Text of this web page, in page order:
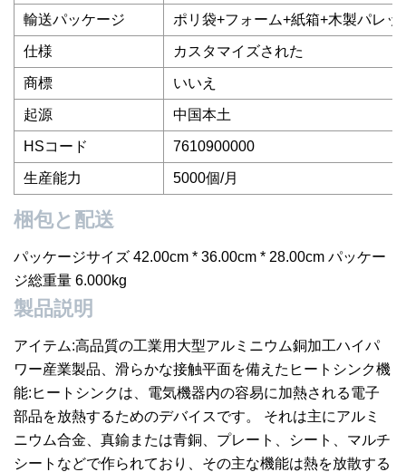
輸送パッケージ ポリ袋+フォーム+紙箱+木製パレッ
仕様 カスタマイズされた
商標 いいえ
起源 中国本土
HSコード 7610900000
生産能力 5000個/月
梱包と配送
パッケージサイズ 42.00cm * 36.00cm * 28.00cm パッケー
ジ総重量 6.000kg
製品説明
アイテム:高品質の工業用大型アルミニウム銅加工ハイパ
ワー産業製品、滑らかな接触平面を備えたヒートシンク機
能:ヒートシンクは、電気機器内の容易に加熱される電子
部品を放熱するためのデバイスです。 それは主にアルミ
ニウム合金、真鍮または青銅、プレート、シート、マルチ
シートなどで作られており、その主な機能は熱を放散する